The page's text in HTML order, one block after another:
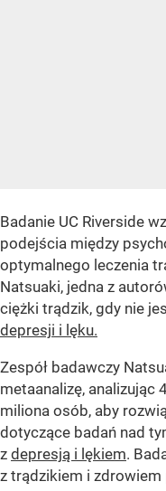
Badanie UC Riverside
podejścia między
optymalnego leczenia
Natsuaki, jedna z
ciężki trądzik, gdy nie
depresji i lęku.
Zespół badawczy
metaanalizę, analizując
miliona osób, aby
dotyczące badań nad
z depresją i lękiem.
z trądzikiem i zdrowiem